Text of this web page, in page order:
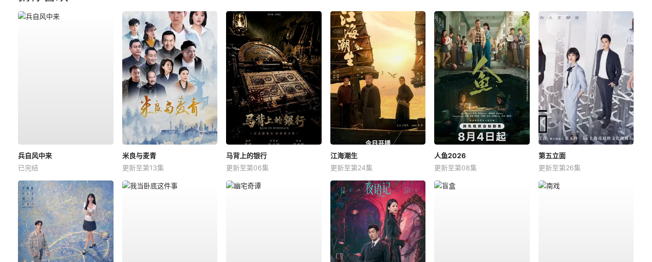
兵自风中来
已完结
米良与麦青
更新至第13集
马背上的银行
更新至第06集
江海潮生
更新至第24集
人鱼2026
更新至第08集
第五立面
更新至第26集